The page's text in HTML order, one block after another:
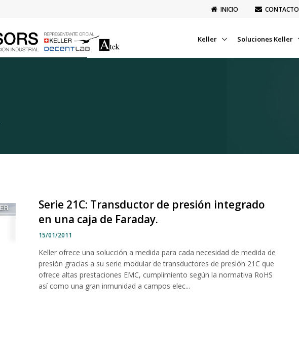
INICIO CONTACTO
Keller Soluciones Keller
Serie 21C: Transductor de presión integrado
en una caja de Faraday.
15/01/2011
Keller ofrece una solucción a medida para cada necesidad de medida de
presión gracias a su serie modular de transductores de presión 21C que
ofrece altas prestaciones EMC, cumplimiento según la normativa RoHS
así como una gran inmunidad a campos elec...